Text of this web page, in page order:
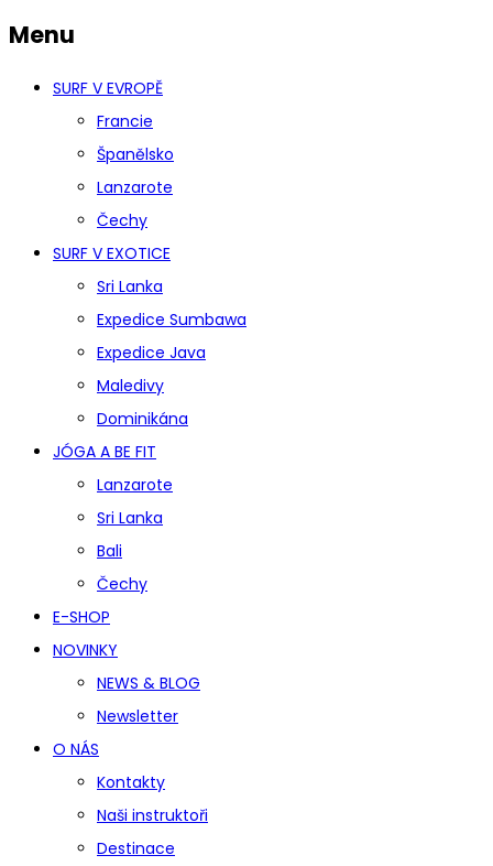
Menu
SURF V EVROPĚ
Francie
Španělsko
Lanzarote
Čechy
SURF V EXOTICE
Sri Lanka
Expedice Sumbawa
Expedice Java
Maledivy
Dominikána
JÓGA A BE FIT
Lanzarote
Sri Lanka
Bali
Čechy
E-SHOP
NOVINKY
NEWS & BLOG
Newsletter
O NÁS
Kontakty
Naši instruktoři
Destinace